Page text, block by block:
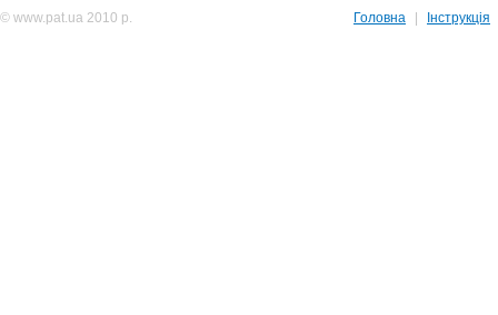
© www.pat.ua 2010 р. Головна Інструкція